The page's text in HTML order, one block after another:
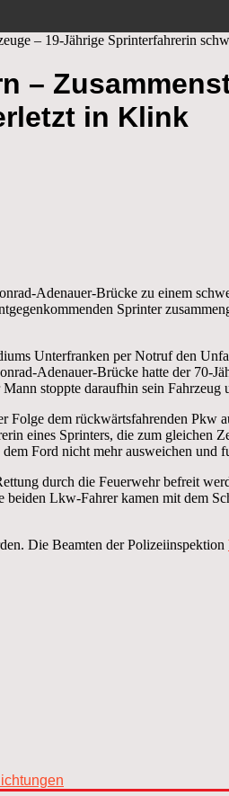
– 19-Jährige Sprinterfahrerin
–
in Klink
Adenauer-Brücke zu einem
Sprinter
Unterfranken per Notruf den
Adenauer-Brücke hatte der 70-
stoppte daraufhin sein
dem rückwärtsfahrenden Pkw
eines Sprinters, die zum
Ford nicht mehr ausweichen und
durch die Feuerwehr befreit
Lkw-Fahrer kamen mit dem
Die Beamten der Polizeiinspektion